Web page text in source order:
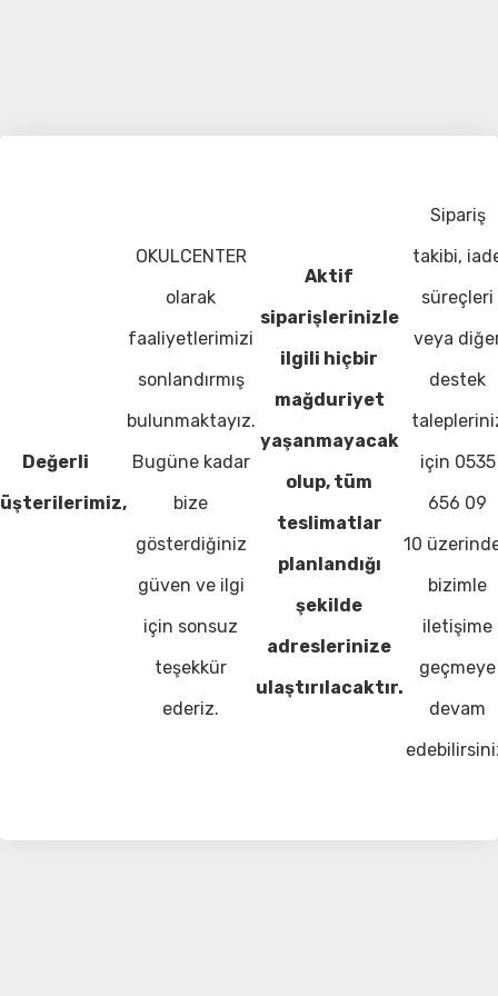
Değerli
OKULCENTER
olarak
faaliyetlerimizi
sonlandırmış
bulunmaktayız.
Bugüne kadar
bize
gösterdiğiniz
güven ve ilgi
için sonsuz
teşekkür
ederiz.
Aktif
siparişlerinizle
ilgili hiçbir
mağduriyet
yaşanmayacak
olup, tüm
teslimatlar
planlandığı
şekilde
adreslerinize
ulaştırılacaktır.
Sipariş
takibi,
süreçleri
veya
destek
için 0535
656 09
10
bizimle
iletişime
geçmeye
devam